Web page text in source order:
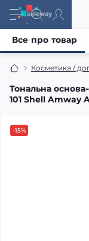
Косметика /
Тональна
101 Shell Amway
Все про товар
-15%